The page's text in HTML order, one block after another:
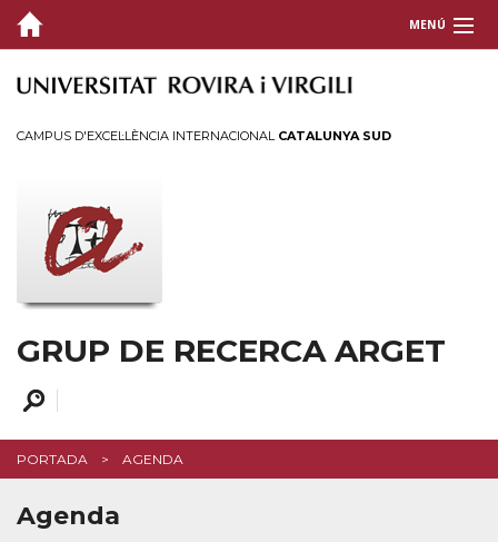
MENÚ
GRUP
DIVULGACIÓ
Agenda
Notícies
CONTACTE
CAMPUS D'EXCEL·LÈNCIA INTERNACIONAL CATALUNYA SUD
GRUP DE RECERCA ARGET
PORTADA AGENDA
Agenda